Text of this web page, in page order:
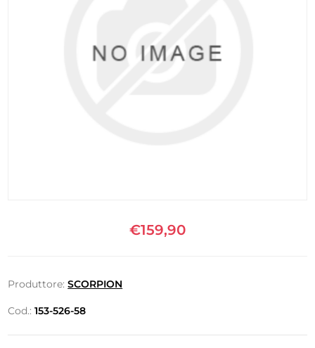
€159,90
Produttore: SCORPION
Cod.: 153-526-58